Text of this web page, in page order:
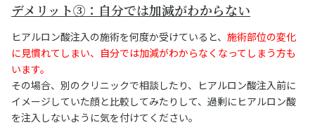
デメリット③：自分では加減がわからない
ヒアルロン酸注入の施術を何度か受けていると、 施術部位の変化
に見慣れてしまい、自分では加減がわからなくなってしまう方も
います。
その場合、別のクリニックで相談したり、ヒアルロン酸注入前に
イメージしていた顔と比較してみたりして、過剰にヒアルロン酸
を注入しないように気を付けてください。